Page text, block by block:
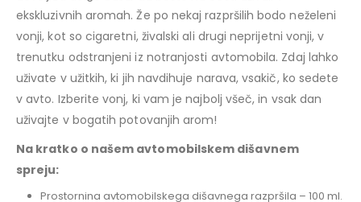
ekskluzivnih aromah. Že po nekaj razpršilih bodo neželeni
vonji, kot so cigaretni, živalski ali drugi neprijetni vonji, v
trenutku odstranjeni iz notranjosti avtomobila. Zdaj lahko
uživate v užitkih, ki jih navdihuje narava, vsakič, ko sedete
v avto. Izberite vonj, ki vam je najbolj všeč, in vsak dan
uživajte v bogatih potovanjih arom!
Na kratko o našem avtomobilskem dišavnem
spreju:
Prostornina avtomobilskega dišavnega razpršila – 100 ml.